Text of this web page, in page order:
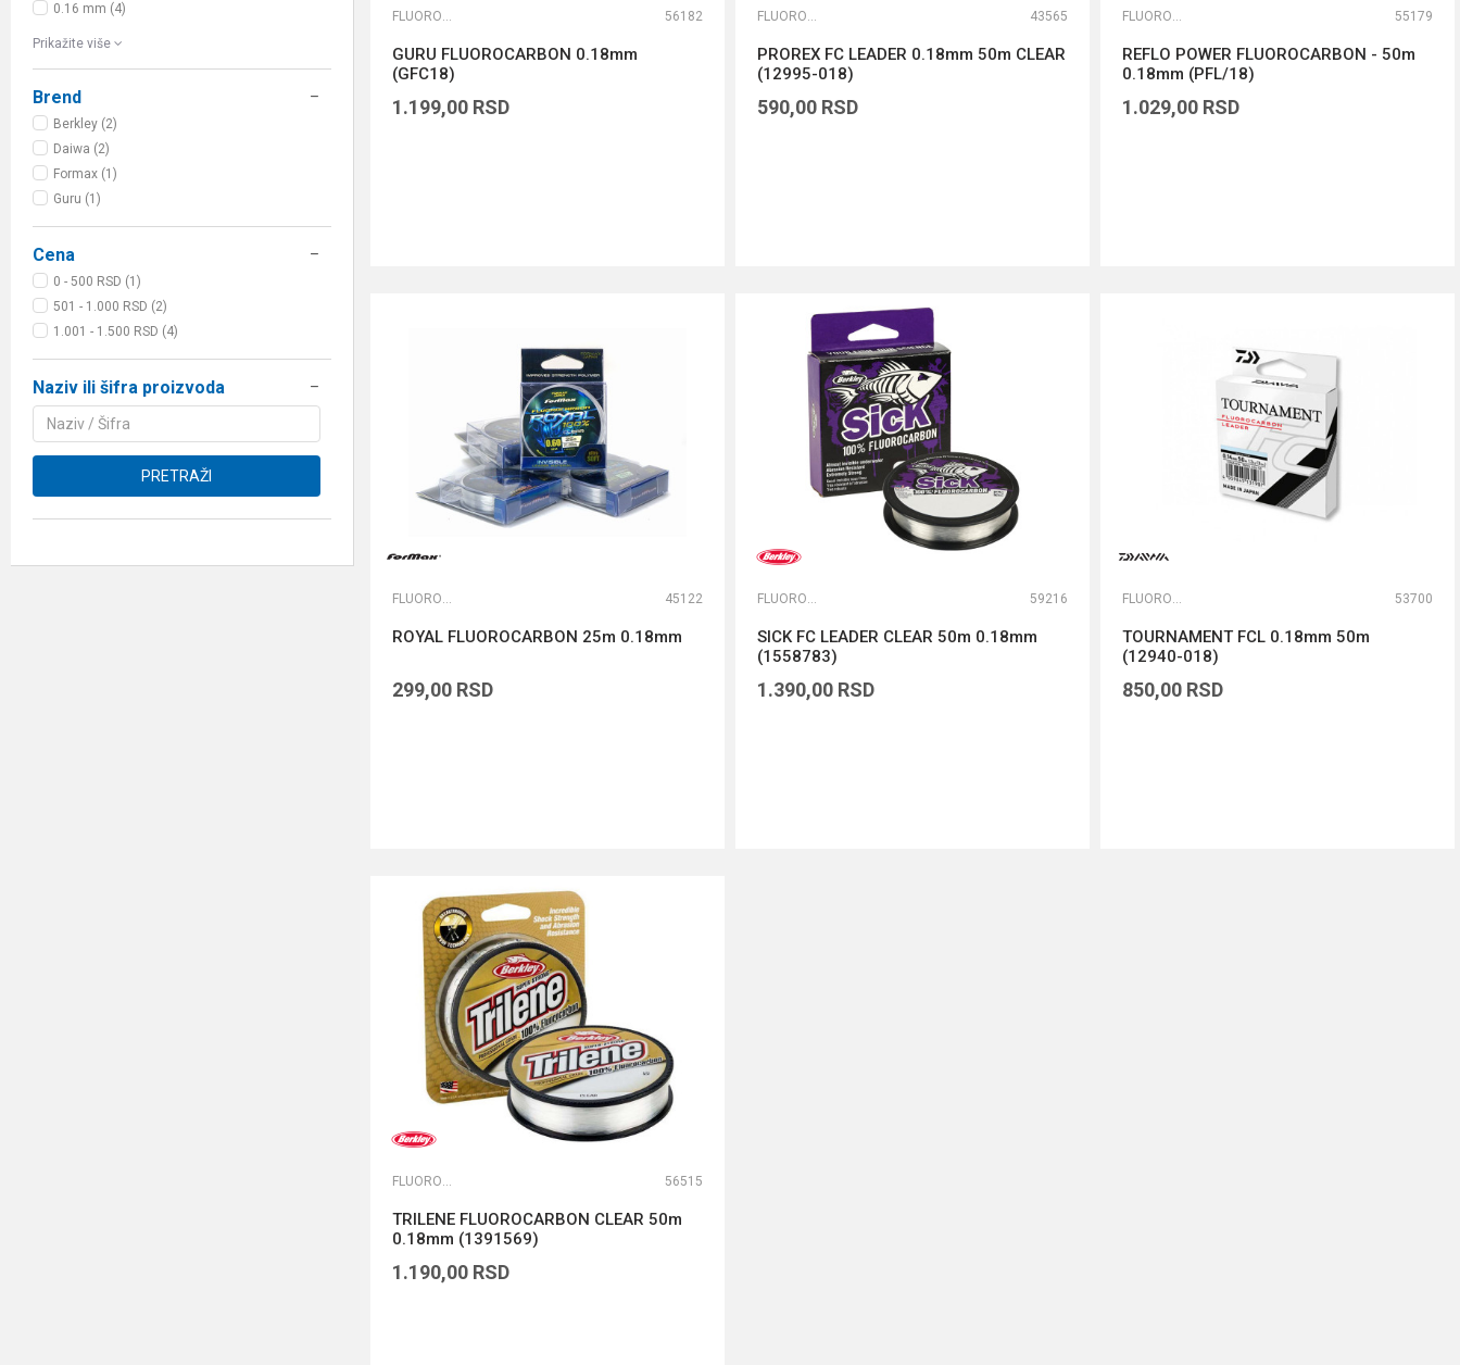
0.16 mm (4)
Prikažite više
Brend
Berkley (2)
Daiwa (2)
Formax (1)
Guru (1)
Cena
0 - 500 RSD (1)
501 - 1.000 RSD (2)
1.001 - 1.500 RSD (4)
Naziv ili šifra proizvoda
PRETRAŽI
FLUOROKARBONI 56182
GURU FLUOROCARBON 0.18mm
(GFC18)
1.199,00 RSD
FLUOROKARBONI 43565
PROREX FC LEADER 0.18mm 50m CLEAR
(12995-018)
590,00 RSD
FLUOROKARBONI 55179
REFLO POWER FLUOROCARBON - 50m
0.18mm (PFL/18)
1.029,00 RSD
FLUOROKARBONI 45122
ROYAL FLUOROCARBON 25m 0.18mm
299,00 RSD
FLUOROKARBONI 59216
SICK FC LEADER CLEAR 50m 0.18mm
(1558783)
1.390,00 RSD
FLUOROKARBONI 53700
TOURNAMENT FCL 0.18mm 50m
(12940-018)
850,00 RSD
FLUOROKARBONI 56515
TRILENE FLUOROCARBON CLEAR 50m
0.18mm (1391569)
1.190,00 RSD